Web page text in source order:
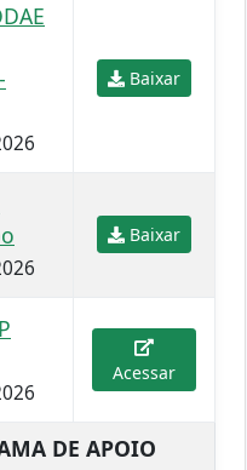
Baixar
Baixar
Acessar
DE APOIO